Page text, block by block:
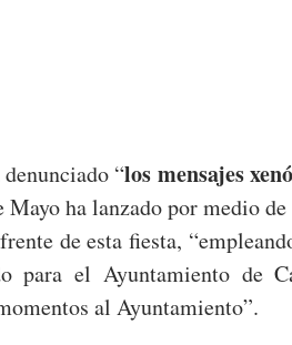
“los mensajes
Mayo ha lanzado por medio
de esta fiesta,
para el Ayuntamiento de
al Ayuntamiento”.